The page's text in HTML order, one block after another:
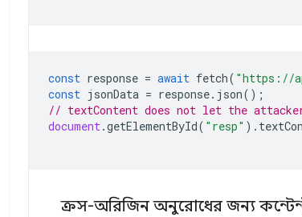
const response = await fetch( "https://
const jsonData = response. json();
// textContent does not let the
document.getElementById( "resp" ).
ক্রস-অরিজিন অনুরোধের জন্য কন্টেন্ট